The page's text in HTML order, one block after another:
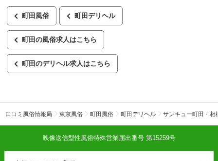
町田風俗 町田デリヘル
町田の風俗求人はこちら
町田のデリヘル求人はこちら
口コミ風俗情報局 東京風俗 町田風俗 町田デリヘル サンキュー町田・相
映像送信型性風俗特殊営業届出番号 第15259号